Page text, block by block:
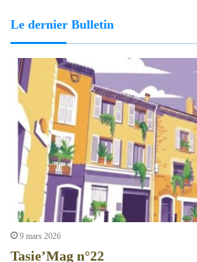
Le dernier Bulletin
9 mars 2026
Tasie’Mag n°22